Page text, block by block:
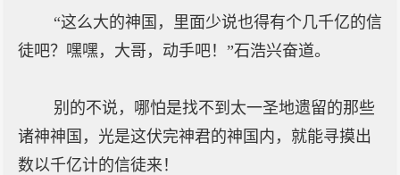
“这么大的神国，里面少说也得有个几千亿的信
徒吧？嘿嘿，大哥，动手吧！”石浩兴奋道。
别的不说，哪怕是找不到太一圣地遗留的那些
诸神神国，光是这伏完神君的神国内，就能寻摸出
数以千亿计的信徒来！